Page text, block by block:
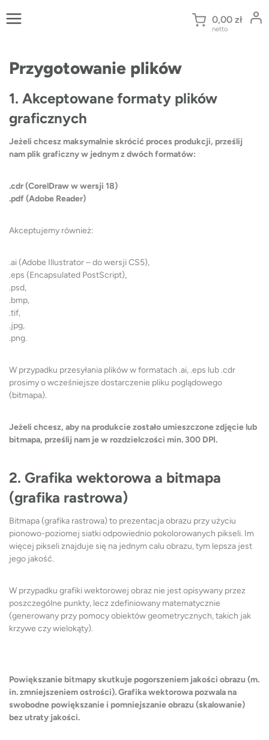
do
0,00 zł
netto
Przygotowanie plików
1. Akceptowane formaty plików
graficznych
Jeżeli chcesz maksymalnie skrócić proces produkcji, prześlij
nam plik graficzny w jednym z dwóch formatów:
.cdr (CorelDraw w wersji 18)
.pdf (Adobe Reader)
Akceptujemy również:
.ai (Adobe Illustrator – do wersji CS5),
.eps (Encapsulated PostScript),
.psd,
.bmp,
.tif,
.jpg,
.png.
W przypadku przesyłania plików w formatach .ai, .eps lub .cdr
prosimy o wcześniejsze dostarczenie pliku poglądowego
(bitmapa).
Jeżeli chcesz, aby na produkcie zostało umieszczone zdjęcie lub
bitmapa, prześlij nam je w rozdzielczości min. 300 DPI.
2. Grafika wektorowa a bitmapa
(grafika rastrowa)
Bitmapa (grafika rastrowa) to prezentacja obrazu przy użyciu
pionowo-poziomej siatki odpowiednio pokolorowanych pikseli. Im
więcej pikseli znajduje się na jednym calu obrazu, tym lepsza jest
jego jakość.
W przypadku grafiki wektorowej obraz nie jest opisywany przez
poszczególne punkty, lecz zdefiniowany matematycznie
(generowany przy pomocy obiektów geometrycznych, takich jak
krzywe czy wielokąty).
Powiększanie bitmapy skutkuje pogorszeniem jakości obrazu (m.
in. zmniejszeniem ostrości). Grafika wektorowa pozwala na
swobodne powiększanie i pomniejszanie obrazu (skalowanie)
bez utraty jakości.